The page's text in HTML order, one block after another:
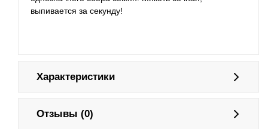
выпивается за секунду!
Характеристики
Отзывы (0)